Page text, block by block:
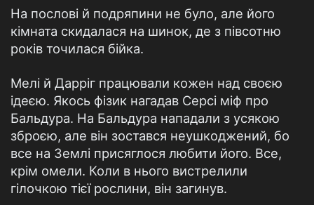
На послові й подряпини не було, але його
кімната скидалася на шинок, де з півсотню
років точилася бійка.
Мелі й Дарріг працювали кожен над своєю
ідеєю. Якось фізик нагадав Серсі міф про
Бальдура. На Бальдура нападали з усякою
зброєю, але він зостався неушкоджений, бо
все на Землі присяглося любити його. Все,
крім омели. Коли в нього вистрелили
гілочкою тієї рослини, він загинув.